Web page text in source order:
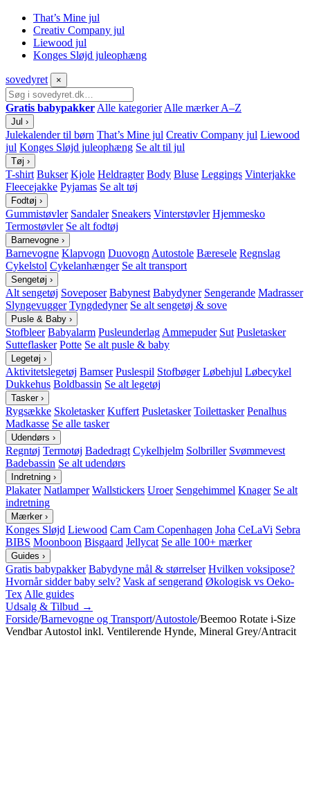
That’s Mine jul
Creativ Company jul
Liewood jul
Konges Sløjd juleophæng
sovedyret ×
Gratis babypakker Alle kategorier Alle mærker A–Z
Jul ›
Julekalender til børn That’s Mine jul Creativ Company jul Liewood
jul Konges Sløjd juleophæng Se alt til jul
Tøj ›
T-shirt Bukser Kjole Heldragter Body Bluse Leggings Vinterjakke
Fleecejakke Pyjamas Se alt tøj
Fodtøj ›
Gummistøvler Sandaler Sneakers Vinterstøvler Hjemmesko
Termostøvler Se alt fodtøj
Barnevogne ›
Barnevogne Klapvogn Duovogn Autostole Bæresele Regnslag
Cykelstol Cykelanhænger Se alt transport
Sengetøj ›
Alt sengetøj Soveposer Babynest Babydyner Sengerande Madrasser
Slyngevugger Tyngdedyner Se alt sengetøj & sove
Pusle & Baby ›
Stofbleer Babyalarm Pusleunderlag Ammepuder Sut Pusletasker
Sutteflasker Potte Se alt pusle & baby
Legetøj ›
Aktivitetslegetøj Bamser Puslespil Stofbøger Løbehjul Løbecykel
Dukkehus Boldbassin Se alt legetøj
Tasker ›
Rygsække Skoletasker Kuffert Pusletasker Toilettasker Penalhus
Madkasse Se alle tasker
Udendørs ›
Regntøj Termotøj Badedragt Cykelhjelm Solbriller Svømmevest
Badebassin Se alt udendørs
Indretning ›
Plakater Natlamper Wallstickers Uroer Sengehimmel Knager Se alt
indretning
Mærker ›
Konges Sløjd Liewood Cam Cam Copenhagen Joha CeLaVi Sebra
BIBS Moonboon Bisgaard Jellycat Se alle 100+ mærker
Guides ›
Gratis babypakker Babydyne mål & størrelser Hvilken voksipose?
Hvornår sidder baby selv? Vask af sengerand Økologisk vs Oeko-
Tex Alle guides
Udsalg & Tilbud →
Forside/Barnevogne og Transport/Autostole/Beemoo Rotate i-Size
Vendbar Autostol inkl. Ventilerende Hynde, Mineral Grey/Antracit